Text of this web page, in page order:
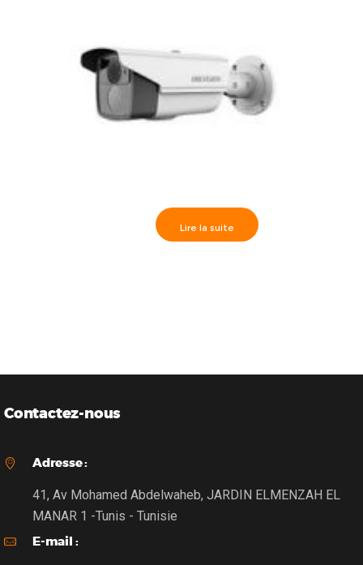
Lire la suite
Contactez-nous
Adresse :
41, Av Mohamed Abdelwaheb, JARDIN ELMENZAH EL
MANAR 1 -Tunis - Tunisie
E-mail :